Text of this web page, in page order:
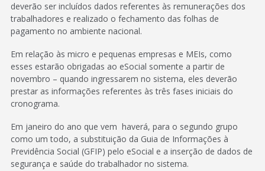
deverão ser incluídos dados referentes às remunerações dos
trabalhadores e realizado o fechamento das folhas de
pagamento no ambiente nacional.
Em relação às micro e pequenas empresas e MEIs, como
esses estarão obrigadas ao eSocial somente a partir de
novembro – quando ingressarem no sistema, eles deverão
prestar as informações referentes às três fases iniciais do
cronograma.
Em janeiro do ano que vem haverá, para o segundo grupo
como um todo, a substituição da Guia de Informações à
Previdência Social (GFIP) pelo eSocial e a inserção de dados de
segurança e saúde do trabalhador no sistema.